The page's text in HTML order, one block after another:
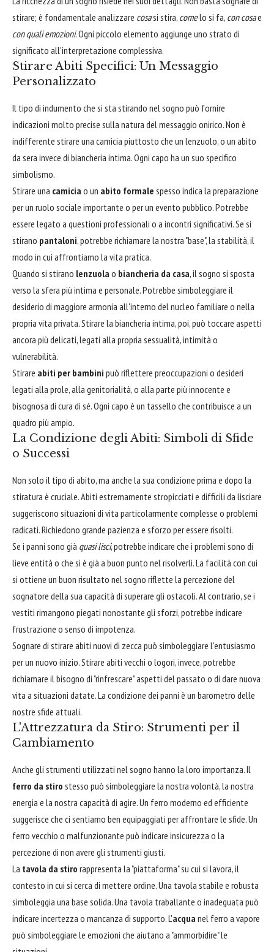
stirare; è fondamentale analizzare cosasi stira, comelo si fa, con cosae
con quali emozioni. Ogni piccolo elemento aggiunge uno strato di
significato all'interpretazione complessiva.
Stirare Abiti Specifici: Un Messaggio
Personalizzato
Il tipo di indumento che si sta stirando nel sogno può fornire
indicazioni molto precise sulla natura del messaggio onirico. Non è
indifferente stirare una camicia piuttosto che un lenzuolo, o un abito
da sera invece di biancheria intima. Ogni capo ha un suo specifico
simbolismo.
Stirare una camicia o un abito formale spesso indica la preparazione
per un ruolo sociale importante o per un evento pubblico. Potrebbe
essere legato a questioni professionali o a incontri significativi. Se si
stirano pantaloni, potrebbe richiamare la nostra "base", la stabilità, il
modo in cui affrontiamo la vita pratica.
Quando si stirano lenzuola o biancheria da casa, il sogno si sposta
verso la sfera più intima e personale. Potrebbe simboleggiare il
desiderio di maggiore armonia all'interno del nucleo familiare o nella
propria vita privata. Stirare la biancheria intima, poi, può toccare aspetti
ancora più delicati, legati alla propria sessualità, intimità o
vulnerabilità.
Stirare abiti per bambini può riflettere preoccupazioni o desideri
legati alla prole, alla genitorialità, o alla parte più innocente e
bisognosa di cura di sé. Ogni capo è un tassello che contribuisce a un
quadro più ampio.
La Condizione degli Abiti: Simboli di Sfide
o Successi
Non solo il tipo di abito, ma anche la sua condizione prima e dopo la
stiratura è cruciale. Abiti estremamente stropicciati e difficili da lisciare
suggeriscono situazioni di vita particolarmente complesse o problemi
radicati. Richiedono grande pazienza e sforzo per essere risolti.
Se i panni sono già quasi lisci, potrebbe indicare che i problemi sono di
lieve entità o che si è già a buon punto nel risolverli. La facilità con cui
si ottiene un buon risultato nel sogno riflette la percezione del
sognatore della sua capacità di superare gli ostacoli. Al contrario, se i
vestiti rimangono piegati nonostante gli sforzi, potrebbe indicare
frustrazione o senso di impotenza.
Sognare di stirare abiti nuovi di zecca può simboleggiare l'entusiasmo
per un nuovo inizio. Stirare abiti vecchi o logori, invece, potrebbe
richiamare il bisogno di "rinfrescare" aspetti del passato o di dare nuova
vita a situazioni datate. La condizione dei panni è un barometro delle
nostre sfide attuali.
L'Attrezzatura da Stiro: Strumenti per il
Cambiamento
Anche gli strumenti utilizzati nel sogno hanno la loro importanza. Il
ferro da stiro stesso può simboleggiare la nostra volontà, la nostra
energia e la nostra capacità di agire. Un ferro moderno ed efficiente
suggerisce che ci sentiamo ben equipaggiati per affrontare le sfide. Un
ferro vecchio o malfunzionante può indicare insicurezza o la
percezione di non avere gli strumenti giusti.
La tavola da stiro rappresenta la "piattaforma" su cui si lavora, il
contesto in cui si cerca di mettere ordine. Una tavola stabile e robusta
simboleggia una base solida. Una tavola traballante o inadeguata può
indicare incertezza o mancanza di supporto. L'acqua nel ferro a vapore
può simboleggiare le emozioni che aiutano a "ammorbidire" le